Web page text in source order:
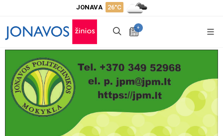
JONAVA 26°C
+